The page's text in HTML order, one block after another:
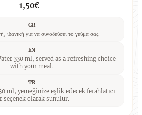
1,50€
GR
ιδανική για να συνοδεύσει το γεύμα σας.
EN
330 ml, served as a refreshing choice
with your meal.
TR
ml, yemeğinize eşlik edecek ferahlatıcı
seçenek olarak sunulur.